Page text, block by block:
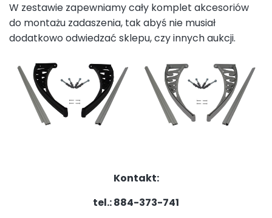
W zestawie zapewniamy cały komplet akcesoriów
do montażu zadaszenia, tak abyś nie musiał
dodatkowo odwiedzać sklepu, czy innych aukcji.
Kontakt:
tel.: 884-373-741